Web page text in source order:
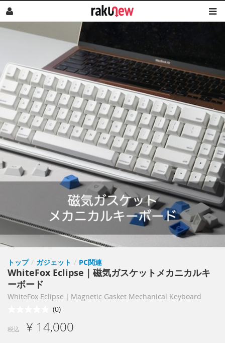
トップ / ガジェット / PC関連
WhiteFox Eclipse｜磁気ガスケットメカニカルキ
ーボード
WhiteFox Eclipse｜Magnetic Gasket Mechanical Keyboard
(0)
税込 ¥ 14,000